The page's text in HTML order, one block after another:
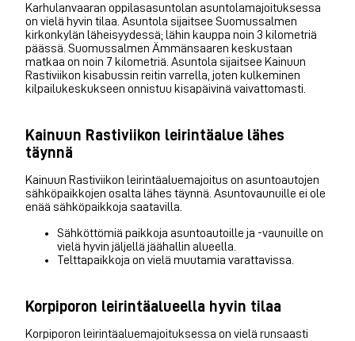
Karhulanvaaran oppilasasuntolan asuntolamajoituksessa
on vielä hyvin tilaa. Asuntola sijaitsee Suomussalmen
kirkonkylän läheisyydessä; lähin kauppa noin 3 kilometriä
päässä. Suomussalmen Ämmänsaaren keskustaan
matkaa on noin 7 kilometriä. Asuntola sijaitsee Kainuun
Rastiviikon kisabussin reitin varrella, joten kulkeminen
kilpailukeskukseen onnistuu kisapäivinä vaivattomasti.
Kainuun Rastiviikon leirintäalue lähes
täynnä
Kainuun Rastiviikon leirintäaluemajoitus on asuntoautojen
sähköpaikkojen osalta lähes täynnä. Asuntovaunuille ei ole
enää sähköpaikkoja saatavilla.
Sähköttömiä paikkoja asuntoautoille ja -vaunuille on
vielä hyvin jäljellä jäähallin alueella.
Telttapaikkoja on vielä muutamia varattavissa.
Korpiporon leirintäalueella hyvin tilaa
Korpiporon leirintäaluemajoituksessa on vielä runsaasti